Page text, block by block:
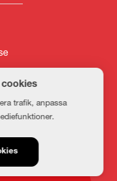
cookies
trafik, anpassa